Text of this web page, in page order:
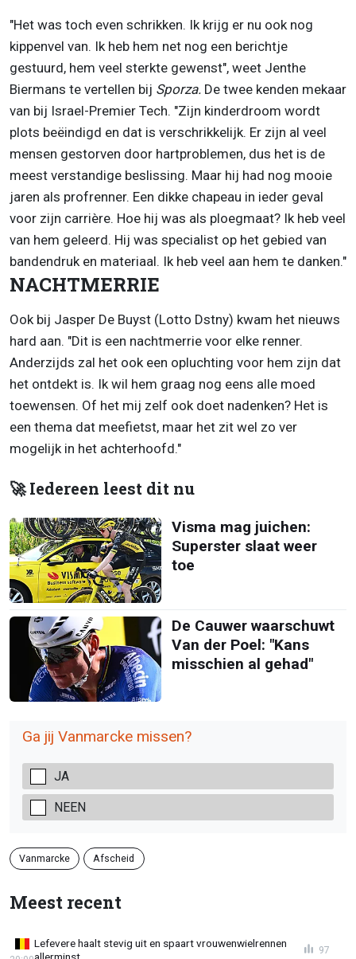
"Het was toch even schrikken. Ik krijg er nu ook nog
kippenvel van. Ik heb hem net nog een berichtje
gestuurd, hem veel sterkte gewenst", weet Jenthe
Biermans te vertellen bij Sporza. De twee kenden mekaar
van bij Israel-Premier Tech. "Zijn kinderdroom wordt
plots beëindigd en dat is verschrikkelijk. Er zijn al veel
mensen gestorven door hartproblemen, dus het is de
meest verstandige beslissing. Maar hij had nog mooie
jaren als profrenner. Een dikke chapeau in ieder geval
voor zijn carrière. Hoe hij was als ploegmaat? Ik heb veel
van hem geleerd. Hij was specialist op het gebied van
bandendruk en materiaal. Ik heb veel aan hem te danken."
NACHTMERRIE
Ook bij Jasper De Buyst (Lotto Dstny) kwam het nieuws
hard aan. "Dit is een nachtmerrie voor elke renner.
Anderzijds zal het ook een opluchting voor hem zijn dat
het ontdekt is. Ik wil hem graag nog eens alle moed
toewensen. Of het mij zelf ook doet nadenken? Het is
een thema dat meefietst, maar het zit wel zo ver
mogelijk in het achterhoofd."
🚀 Iedereen leest dit nu
Visma mag juichen:
Superster slaat weer
toe
De Cauwer waarschuwt
Van der Poel: "Kans
misschien al gehad"
Ga jij Vanmarcke missen?
JA
NEEN
Vanmarcke Afscheid
Meest recent
Lefevere haalt stevig uit en spaart vrouwenwielrennen
97